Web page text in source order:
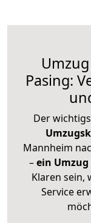
Pasing:
Der
Mannheim
–ein
Klaren sein,
Service